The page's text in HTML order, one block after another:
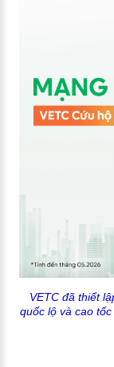
VETC đã thiết
quốc lộ và cao